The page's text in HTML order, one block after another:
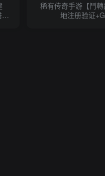
稀有传奇手游【鬥
地注册验证